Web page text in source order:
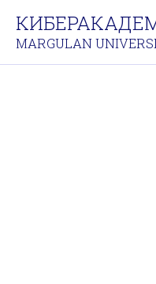
содержимому
MARGULAN